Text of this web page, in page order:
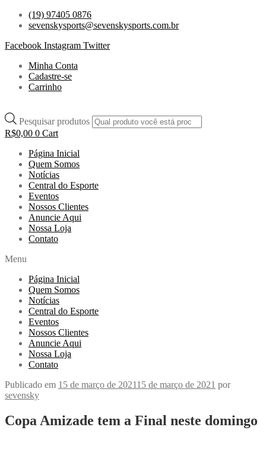
(19) 97405 0876
sevenskysports@sevenskysports.com.br
Facebook Instagram Twitter
Minha Conta
Cadastre-se
Carrinho
Pesquisar produtos
R$0,00 0 Cart
Página Inicial
Quem Somos
Notícias
Central do Esporte
Eventos
Nossos Clientes
Anuncie Aqui
Nossa Loja
Contato
Menu
Página Inicial
Quem Somos
Notícias
Central do Esporte
Eventos
Nossos Clientes
Anuncie Aqui
Nossa Loja
Contato
Publicado em 15 de março de 202115 de março de 2021 por
sevensky
Copa Amizade tem a Final neste domingo